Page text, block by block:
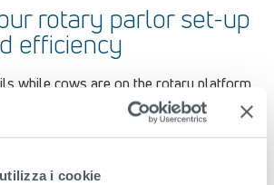
i cookie
rotary parlor set-up
efficiency
while cows are on the rotary platform
efficiently in the parlor